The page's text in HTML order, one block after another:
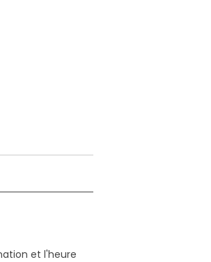
et l'heure